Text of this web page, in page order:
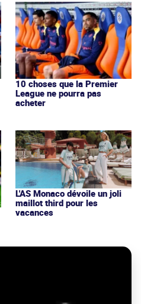
10 choses que la Premier
League ne pourra pas
acheter
L'AS Monaco dévoile un joli
maillot third pour les
vacances